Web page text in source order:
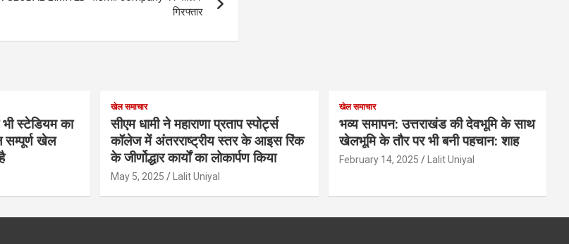
गिरफ्तार
भी स्टेडियम का
सम्पूर्ण खेल
खेल समाचार
सीएम धामी ने महाराणा प्रताप स्पोर्ट्स
कॉलेज में अंतरराष्ट्रीय स्तर के आइस रिंक
के जीर्णोद्धार कार्यों का लोकार्पण किया
May 5, 2025 Lalit Uniyal
खेल समाचार
भव्य समापन: उत्तराखंड की देवभूमि के साथ
खेलभूमि के तौर पर भी बनी पहचान: शाह
February 14, 2025 Lalit Uniyal